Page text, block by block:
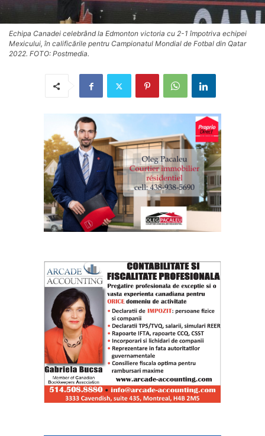
Echipa Canadei celebrând la Edmonton victoria cu 2-1 împotriva echipei
Mexicului, în calificările pentru Campionatul Mondial de Fotbal din Qatar
2022. FOTO: Postmedia.